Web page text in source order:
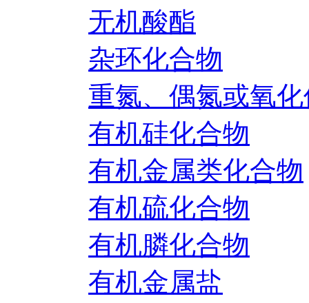
无机酸酯
杂环化合物
重氮、偶氮或氧
有机硅化合物
有机金属类化合物
有机硫化合物
有机膦化合物
有机金属盐